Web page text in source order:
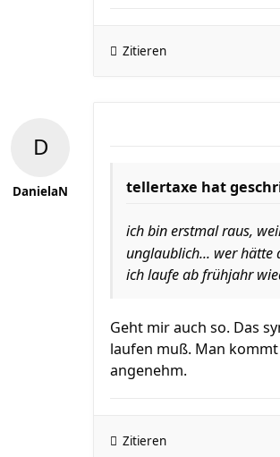
Zitieren
DanielaN tellertaxe hat
ich bin erstmal raus,
unglaublich... wer hätte
ich laufe ab frühjahr
Geht mir auch so. Das
laufen muß. Man
angenehm.
Zitieren